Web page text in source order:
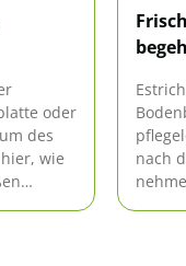
oder
des
wie
nach